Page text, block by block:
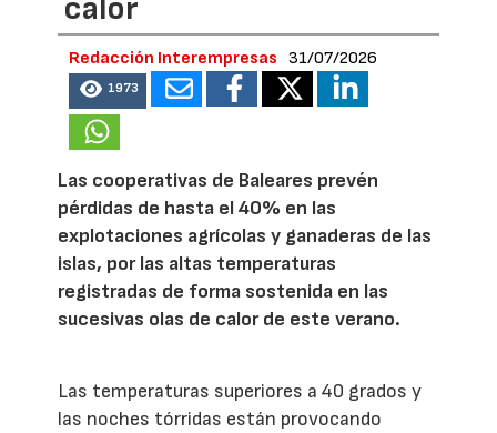
calor
Redacción Interempresas 31/07/2026
1973
Las cooperativas de Baleares prevén
pérdidas de hasta el 40% en las
explotaciones agrícolas y ganaderas de las
islas, por las altas temperaturas
registradas de forma sostenida en las
sucesivas olas de calor de este verano.
Las temperaturas superiores a 40 grados y
las noches tórridas están provocando